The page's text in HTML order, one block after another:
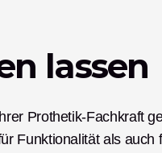
lassen
Prothetik-Fachkraft
Funktionalität als